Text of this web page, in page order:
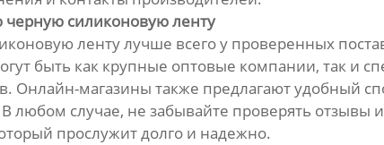
черную силиконовую ленту
ленту лучше всего у проверенных
быть как крупные оптовые компании, так
Онлайн-магазины также предлагают удобный
любом случае, не забывайте проверять
прослужит долго и надежно.